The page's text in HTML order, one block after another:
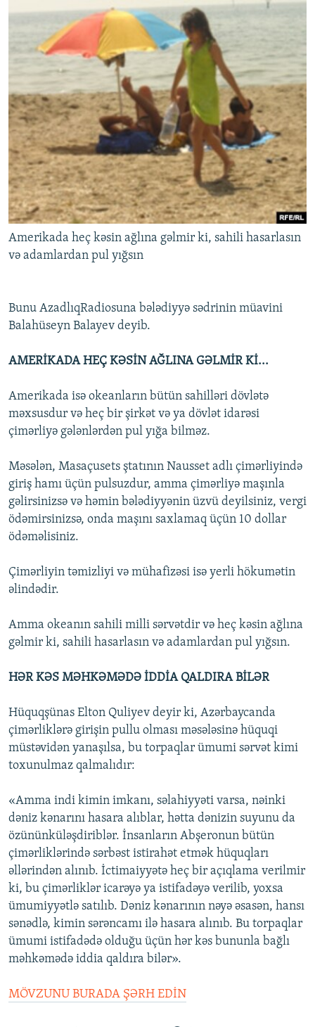
Amerikada heç kəsin ağlına gəlmir ki, sahili hasarlasın
və adamlardan pul yığsın
Bunu AzadlıqRadiosuna bələdiyyə sədrinin müavini
Balahüseyn Balayev deyib.
AMERİKADA HEÇ KƏSİN AĞLINA GƏLMİR Kİ...
Amerikada isə okeanların bütün sahilləri dövlətə
məxsusdur və heç bir şirkət və ya dövlət idarəsi
çimərliyə gələnlərdən pul yığa bilməz.
Məsələn, Masaçusets ştatının Nausset adlı çimərliyində
giriş hamı üçün pulsuzdur, amma çimərliyə maşınla
gəlirsinizsə və həmin bələdiyyənin üzvü deyilsiniz, vergi
ödəmirsinizsə, onda maşını saxlamaq üçün 10 dollar
ödəməlisiniz.
Çimərliyin təmizliyi və mühafizəsi isə yerli hökumətin
əlindədir.
Amma okeanın sahili milli sərvətdir və heç kəsin ağlına
gəlmir ki, sahili hasarlasın və adamlardan pul yığsın.
HƏR KƏS MƏHKƏMƏDƏ İDDİA QALDIRA BİLƏR
Hüquqşünas Elton Quliyev deyir ki, Azərbaycanda
çimərliklərə girişin pullu olması məsələsinə hüquqi
müstəvidən yanaşılsa, bu torpaqlar ümumi sərvət kimi
toxunulmaz qalmalıdır:
«Amma indi kimin imkanı, səlahiyyəti varsa, nəinki
dəniz kənarını hasara alıblar, hətta dənizin suyunu da
özününküləşdiriblər. İnsanların Abşeronun bütün
çimərliklərində sərbəst istirahət etmək hüquqları
əllərindən alınıb. İctimaiyyətə heç bir açıqlama verilmir
ki, bu çimərliklər icarəyə ya istifadəyə verilib, yoxsa
ümumiyyətlə satılıb. Dəniz kənarının nəyə əsasən, hansı
sənədlə, kimin sərəncamı ilə hasara alınıb. Bu torpaqlar
ümumi istifadədə olduğu üçün hər kəs bununla bağlı
məhkəmədə iddia qaldıra bilər».
MÖVZUNU BURADA ŞƏRH EDİN